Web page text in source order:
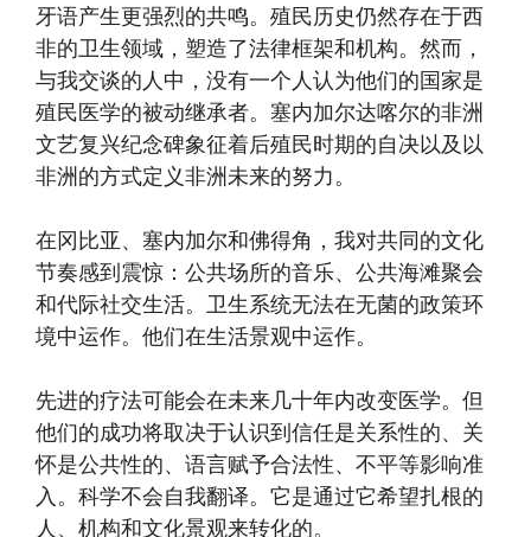
牙语产生更强烈的共鸣。殖民历史仍然存在于西
非的卫生领域，塑造了法律框架和机构。然而，
与我交谈的人中，没有一个人认为他们的国家是
殖民医学的被动继承者。塞内加尔达喀尔的非洲
文艺复兴纪念碑象征着后殖民时期的自决以及以
非洲的方式定义非洲未来的努力。
在冈比亚、塞内加尔和佛得角，我对共同的文化
节奏感到震惊：公共场所的音乐、公共海滩聚会
和代际社交生活。卫生系统无法在无菌的政策环
境中运作。他们在生活景观中运作。
先进的疗法可能会在未来几十年内改变医学。但
他们的成功将取决于认识到信任是关系性的、关
怀是公共性的、语言赋予合法性、不平等影响准
入。科学不会自我翻译。它是通过它希望扎根的
人、机构和文化景观来转化的。